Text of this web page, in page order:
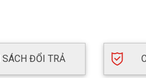
ĐỔI TRẢ